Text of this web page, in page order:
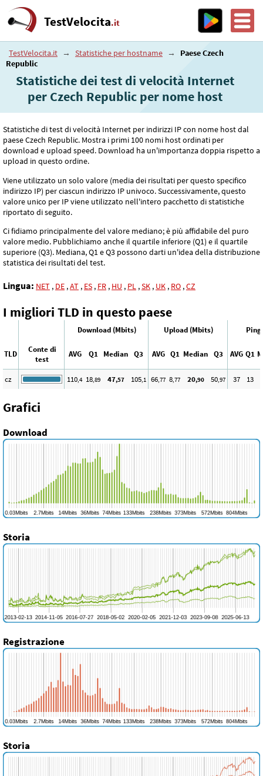
TestVelocita.it
TestVelocita.it → Statistiche per hostname →
Paese Czech
Republic
Statistiche dei test di velocità Internet
per Czech Republic per nome host
Statistiche di test di velocità Internet per indirizzi IP con nome host dal
paese Czech Republic. Mostra i primi 100 nomi host ordinati per
download e upload speed. Download ha un'importanza doppia rispetto a
upload in questo ordine.
Viene utilizzato un solo valore (media dei risultati per questo specifico
indirizzo IP) per ciascun indirizzo IP univoco. Successivamente, questo
valore unico per IP viene utilizzato nell'intero pacchetto di statistiche
riportato di seguito.
Ci fidiamo principalmente del valore mediano; è più affidabile del puro
valore medio. Pubblichiamo anche il quartile inferiore (Q1) e il quartile
superiore (Q3). Mediana, Q1 e Q3 possono darti un'idea della distribuzione
statistica dei risultati del test.
Lingua: NET , DE ,AT , ES , FR , HU , PL ,SK , UK , RO ,CZ
I migliori TLD in questo paese
Download (Mbits) Upload (Mbits) Ping
TLD
Conte di
test
AVG Q1 Median Q3 AVG Q1 Median Q3 AVG Q1
cz 110,4 18,89 47,57 105,1 66,77 8,77 20,90 50,97 37 13
Grafici
Download
Storia
Registrazione
Storia